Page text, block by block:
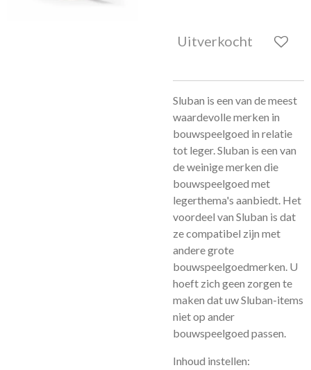
Uitverkocht
Sluban is een van de meest
waardevolle merken in
bouwspeelgoed in relatie
tot leger. Sluban is een van
de weinige merken die
bouwspeelgoed met
legerthema's aanbiedt. Het
voordeel van Sluban is dat
ze compatibel zijn met
andere grote
bouwspeelgoedmerken. U
hoeft zich geen zorgen te
maken dat uw Sluban-items
niet op ander
bouwspeelgoed passen.
Inhoud instellen: